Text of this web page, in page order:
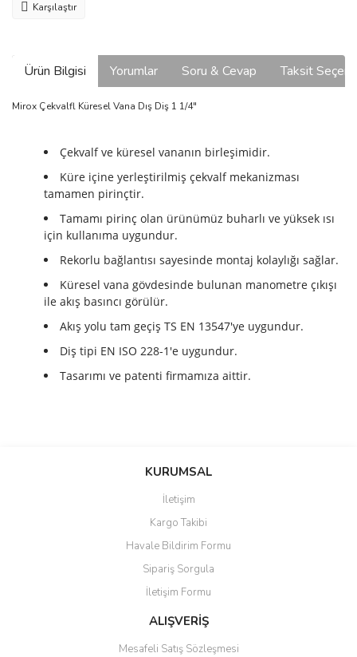
Karşılaştır
Ürün Bilgisi Yorumlar Soru & Cevap Taksit
Mirox Çekvalfl Küresel Vana Dış Diş 1 1/4"
Çekvalf ve küresel vananın birleşimidir.
Küre içine yerleştirilmiş çekvalf mekanizması
tamamen pirinçtir.
Tamamı pirinç olan ürünümüz buharlı ve yüksek ısı
için kullanıma uygundur.
Rekorlu bağlantısı sayesinde montaj kolaylığı sağlar.
Küresel vana gövdesinde bulunan manometre çıkışı
ile akış basıncı görülür.
Akış yolu tam geçiş TS EN 13547'ye uygundur.
Diş tipi EN ISO 228-1'e uygundur.
Tasarımı ve patenti firmamıza aittir.
Bu ürüne ilk yorumu siz yapın!
Ürün hakkında henüz soru sorulmamış.
Ürün resmi kalitesiz, bozuk veya görüntülenemiyor.
Ürün açıklamasında eksik bilgiler bulunuyor.
Ürün bilgilerinde hatalar bulunuyor.
Ürün fiyatı diğer sitelerden daha pahalı.
Bu ürüne benzer farklı alternatifler olmalı.
KURUMSAL
İletişim
Kargo Takibi
Havale Bildirim Formu
Sipariş Sorgula
İletişim Formu
ALIŞVERİŞ
Mesafeli Satış Sözleşmesi